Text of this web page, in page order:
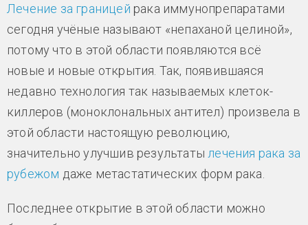
Лечение за границей рака иммунопрепаратами
сегодня учёные называют «непаханой целиной»,
потому что в этой области появляются всё
новые и новые открытия. Так, появившаяся
недавно технология так называемых клеток-
киллеров (моноклональных антител) произвела в
этой области настоящую революцию,
значительно улучшив результаты лечения рака за
рубежом даже метастатических форм рака.
Последнее открытие в этой области можно